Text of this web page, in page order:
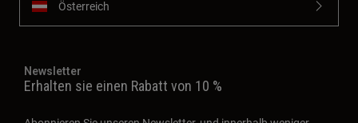
Österreich
Newsletter
Erhalten sie einen Rabatt von 10 %